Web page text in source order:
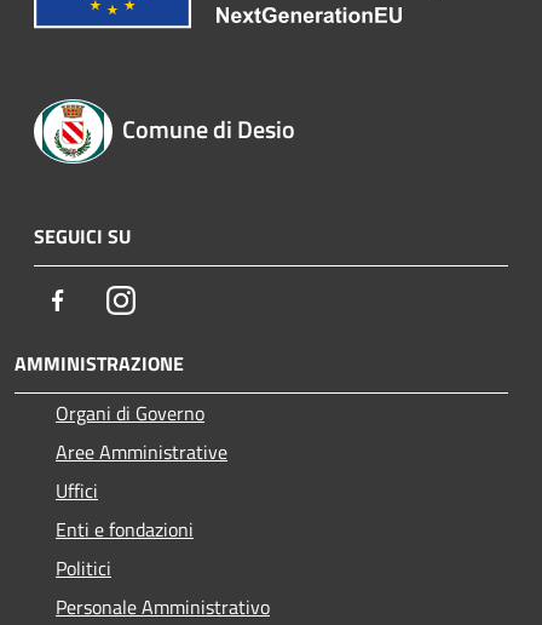
Comune di Desio
SEGUICI SU
FacebookInstagram
AMMINISTRAZIONE
Organi di Governo
Aree Amministrative
Uffici
Enti e fondazioni
Politici
Personale Amministrativo